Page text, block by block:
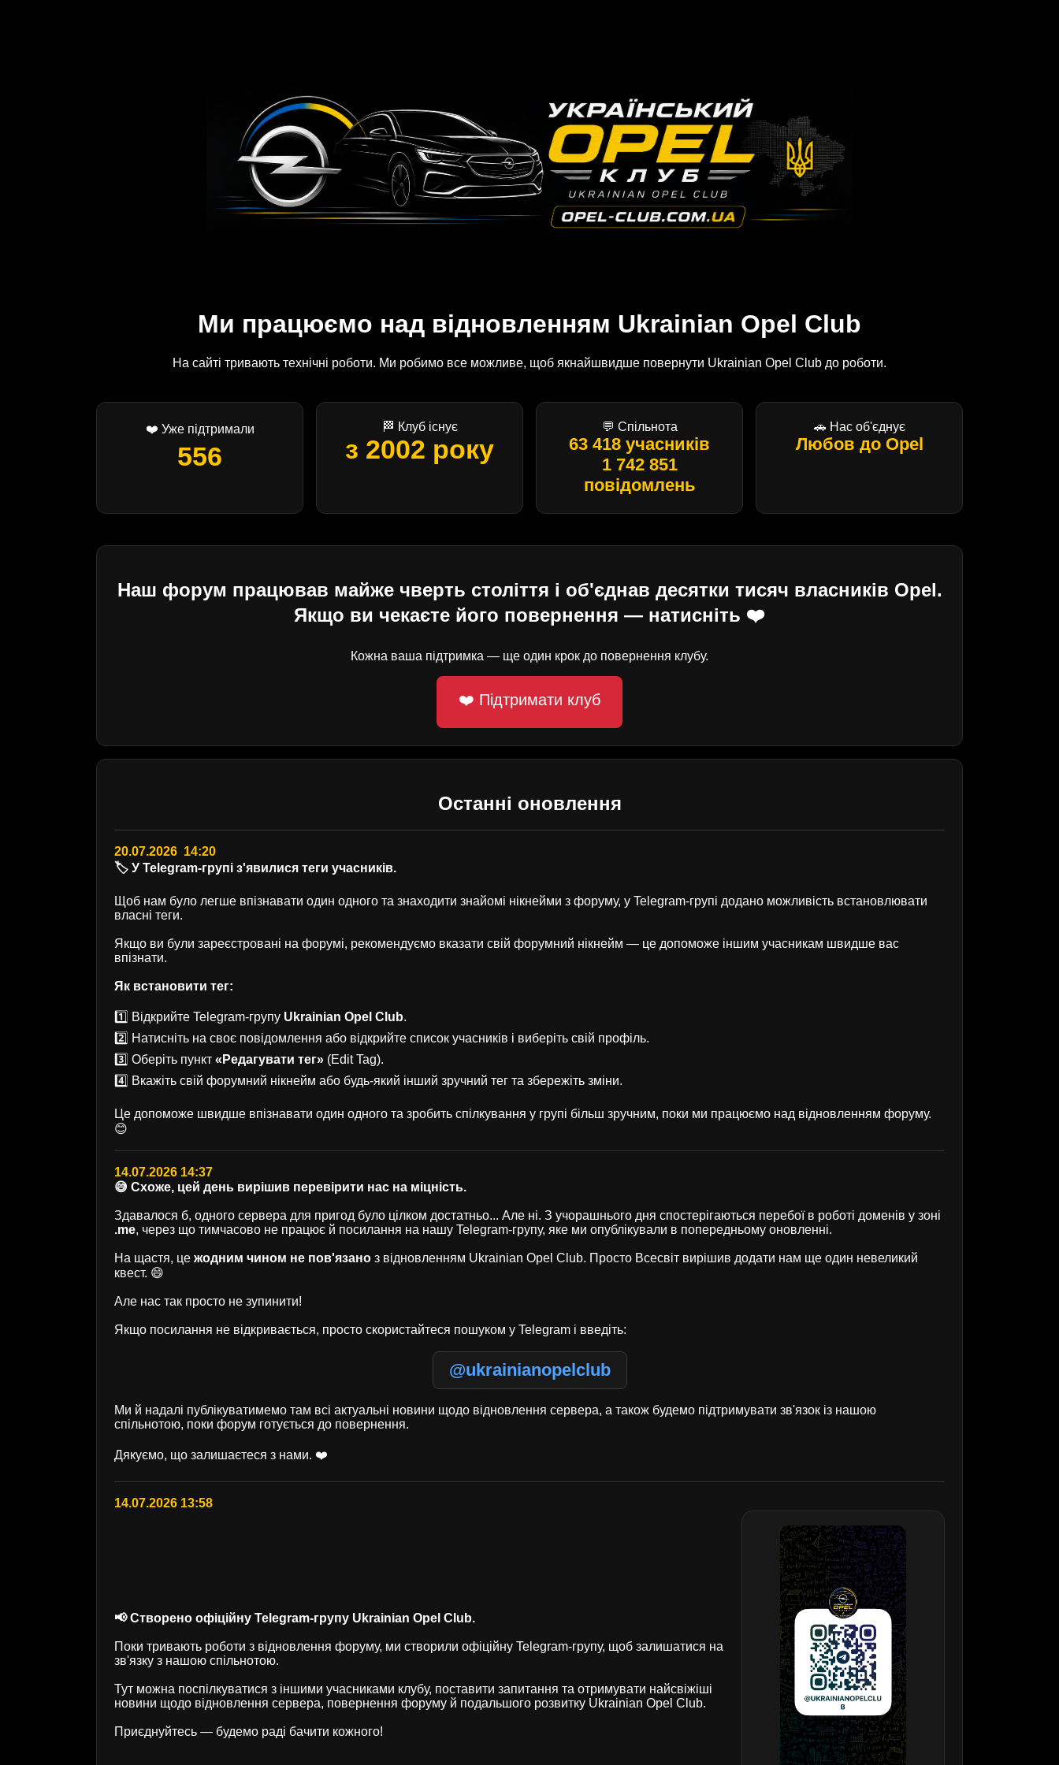
Ми працюємо над відновленням Ukrainian Opel Club
На сайті тривають технічні роботи. Ми робимо все можливе, щоб якнайшвидше повернути Ukrainian Opel Club до роботи.
❤️ Уже підтримали
556
🏁 Клуб існує
з 2002 року
💬 Спільнота
63 418 учасників
1 742 851
повідомлень
🚗 Нас об'єднує
Любов до Opel
Наш форум працював майже чверть століття і об'єднав десятки тисяч власників Opel.
Якщо ви чекаєте його повернення — натисніть ❤️
Кожна ваша підтримка — ще один крок до повернення клубу.
❤️ Підтримати клуб
Останні оновлення
20.07.2026 14:20
🏷️ У Telegram-групі з'явилися теги учасників.
Щоб нам було легше впізнавати один одного та знаходити знайомі нікнейми з форуму, у Telegram-групі додано можливість встановлювати
власні теги.
Якщо ви були зареєстровані на форумі, рекомендуємо вказати свій форумний нікнейм — це допоможе іншим учасникам швидше вас
впізнати.
Як встановити тег:
1️⃣ Відкрийте Telegram-групу Ukrainian Opel Club.
2️⃣ Натисніть на своє повідомлення або відкрийте список учасників і виберіть свій профіль.
3️⃣ Оберіть пункт «Редагувати тег» (Edit Tag).
4️⃣ Вкажіть свій форумний нікнейм або будь-який інший зручний тег та збережіть зміни.
Це допоможе швидше впізнавати один одного та зробить спілкування у групі більш зручним, поки ми працюємо над відновленням форуму.
😊
14.07.2026 14:37
😅 Схоже, цей день вирішив перевірити нас на міцність.
Здавалося б, одного сервера для пригод було цілком достатньо... Але ні. З учорашнього дня спостерігаються перебої в роботі доменів у зоні
.me, через що тимчасово не працює й посилання на нашу Telegram-групу, яке ми опублікували в попередньому оновленні.
На щастя, це жодним чином не пов'язано з відновленням Ukrainian Opel Club. Просто Всесвіт вирішив додати нам ще один невеликий
квест. 😄
Але нас так просто не зупинити!
Якщо посилання не відкривається, просто скористайтеся пошуком у Telegram і введіть:
@ukrainianopelclub
Ми й надалі публікуватимемо там всі актуальні новини щодо відновлення сервера, а також будемо підтримувати зв'язок із нашою
спільнотою, поки форум готується до повернення.
Дякуємо, що залишаєтеся з нами. ❤️
14.07.2026 13:58
📢 Створено офіційну Telegram-групу Ukrainian Opel Club.
Поки тривають роботи з відновлення форуму, ми створили офіційну Telegram-групу, щоб залишатися на
зв'язку з нашою спільнотою.
Тут можна поспілкуватися з іншими учасниками клубу, поставити запитання та отримувати найсвіжіші
новини щодо відновлення сервера, повернення форуму й подальшого розвитку Ukrainian Opel Club.
Приєднуйтесь — будемо раді бачити кожного!